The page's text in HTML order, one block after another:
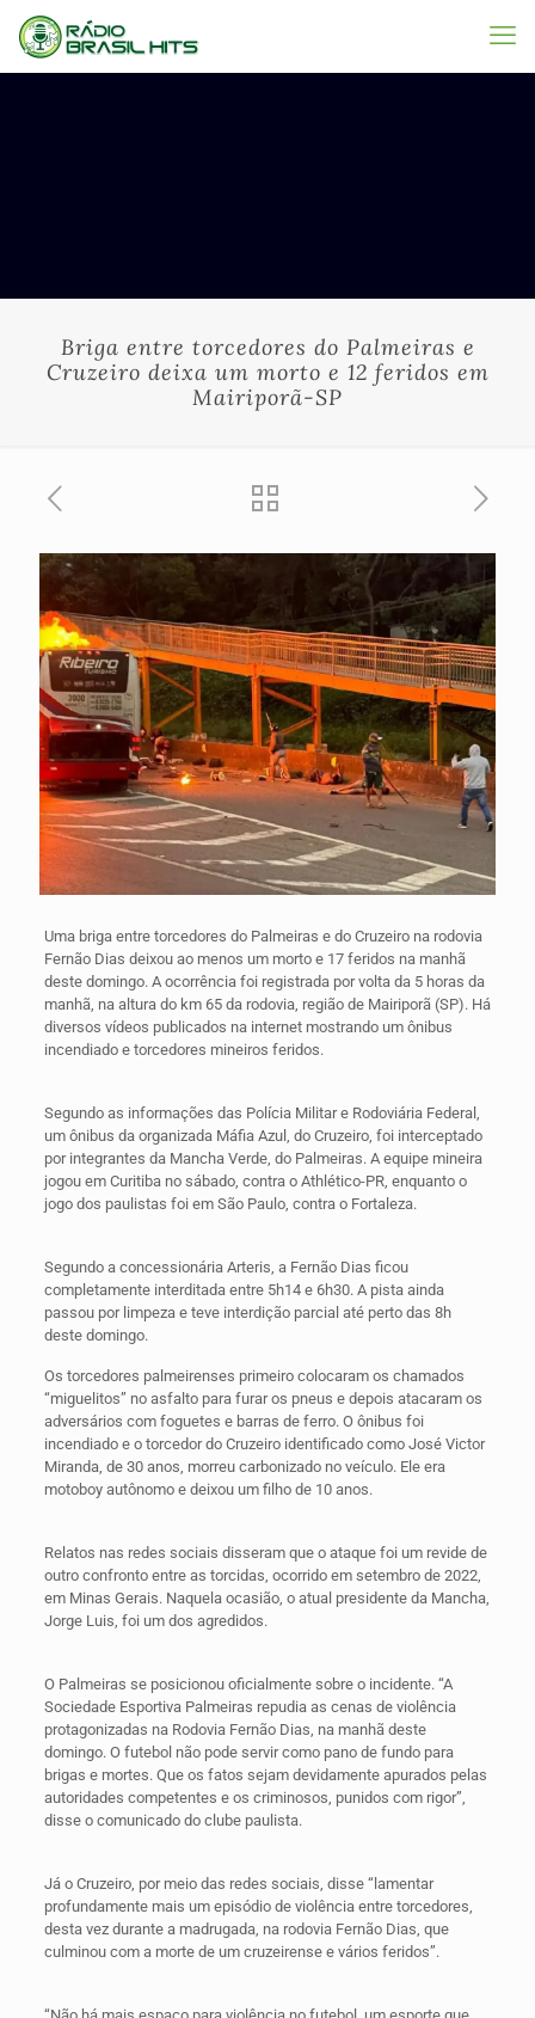
Briga entre torcedores do Palmeiras e
Cruzeiro deixa um morto e 12 feridos em
Mairiporã-SP
Uma briga entre torcedores do Palmeiras e do Cruzeiro na rodovia
Fernão Dias deixou ao menos um morto e 17 feridos na manhã
deste domingo. A ocorrência foi registrada por volta da 5 horas da
manhã, na altura do km 65 da rodovia, região de Mairiporã (SP). Há
diversos vídeos publicados na internet mostrando um ônibus
incendiado e torcedores mineiros feridos.
Segundo as informações das Polícia Militar e Rodoviária Federal,
um ônibus da organizada Máfia Azul, do Cruzeiro, foi interceptado
por integrantes da Mancha Verde, do Palmeiras. A equipe mineira
jogou em Curitiba no sábado, contra o Athlético-PR, enquanto o
jogo dos paulistas foi em São Paulo, contra o Fortaleza.
Segundo a concessionária Arteris, a Fernão Dias ficou
completamente interditada entre 5h14 e 6h30. A pista ainda
passou por limpeza e teve interdição parcial até perto das 8h
deste domingo.
Os torcedores palmeirenses primeiro colocaram os chamados
“miguelitos” no asfalto para furar os pneus e depois atacaram os
adversários com foguetes e barras de ferro. O ônibus foi
incendiado e o torcedor do Cruzeiro identificado como José Victor
Miranda, de 30 anos, morreu carbonizado no veículo. Ele era
motoboy autônomo e deixou um filho de 10 anos.
Relatos nas redes sociais disseram que o ataque foi um revide de
outro confronto entre as torcidas, ocorrido em setembro de 2022,
em Minas Gerais. Naquela ocasião, o atual presidente da Mancha,
Jorge Luis, foi um dos agredidos.
O Palmeiras se posicionou oficialmente sobre o incidente. “A
Sociedade Esportiva Palmeiras repudia as cenas de violência
protagonizadas na Rodovia Fernão Dias, na manhã deste
domingo. O futebol não pode servir como pano de fundo para
brigas e mortes. Que os fatos sejam devidamente apurados pelas
autoridades competentes e os criminosos, punidos com rigor”,
disse o comunicado do clube paulista.
Já o Cruzeiro, por meio das redes sociais, disse “lamentar
profundamente mais um episódio de violência entre torcedores,
desta vez durante a madrugada, na rodovia Fernão Dias, que
culminou com a morte de um cruzeirense e vários feridos”.